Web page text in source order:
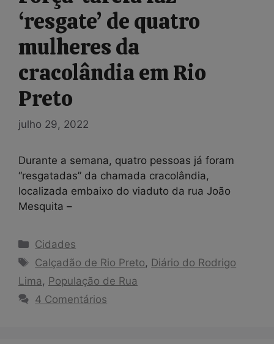
‘resgate’ de quatro
mulheres da
cracolândia em Rio
Preto
julho 29, 2022
Durante a semana, quatro pessoas já foram
“resgatadas” da chamada cracolândia,
localizada embaixo do viaduto da rua João
Mesquita –
Categorias
Cidades
Tags
Calçadão de Rio Preto, Diário do Rodrigo
Lima , População de Rua
4 Comentários